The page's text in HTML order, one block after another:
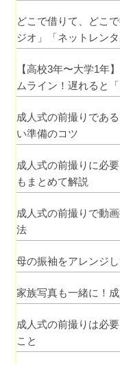
どこで借りて、どこ
ジオ」「ネットレン
【高校3年〜大学1年
ムライン！遅れると
成人式の前撮りであ
い準備のコツ
成人式の前撮りに必
もまとめて解説
成人式の前撮りで動
法
母の振袖をアレンジ
家族写真も一緒に！
成人式の前撮りは必
こと